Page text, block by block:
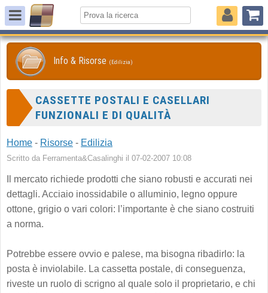
Info & Risorse (Edilizia)
CASSETTE POSTALI E CASELLARI
FUNZIONALI E DI QUALITÀ
Home - Risorse - Edilizia
Scritto da Ferramenta&Casalinghi il 07-02-2007 10:08
Il mercato richiede prodotti che siano robusti e accurati nei
dettagli. Acciaio inossidabile o alluminio, legno oppure
ottone, grigio o vari colori: l’importante è che siano costruiti
a norma.
Potrebbe essere ovvio e palese, ma bisogna ribadirlo: la
posta è inviolabile. La cassetta postale, di conseguenza,
riveste un ruolo di scrigno al quale solo il proprietario, e chi